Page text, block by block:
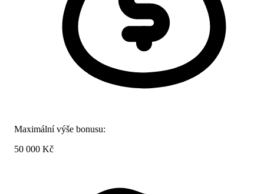
Maximální výše bonusu:
50 000 Kč